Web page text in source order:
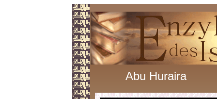
Abu Huraira